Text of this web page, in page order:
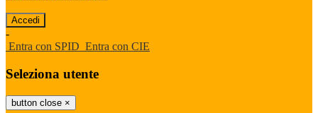
-
Entra con SPID Entra con CIE
Seleziona utente
button close ×